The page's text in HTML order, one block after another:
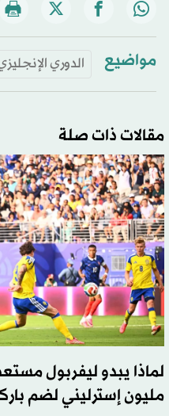
مواضيع الدوري
مقالات ذات صلة
مليون إسترليني لضم